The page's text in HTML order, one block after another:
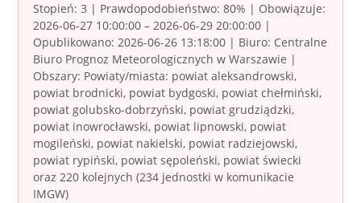
Stopień: 3 | Prawdopodobieństwo: 80% | Obowiązuje:
2026-06-27 10:00:00 – 2026-06-29 20:00:00 |
Opublikowano: 2026-06-26 13:18:00 | Biuro: Centralne
Biuro Prognoz Meteorologicznych w Warszawie |
Obszary: Powiaty/miasta: powiat aleksandrowski,
powiat brodnicki, powiat bydgoski, powiat chełmiński,
powiat golubsko-dobrzyński, powiat grudziądzki,
powiat inowrocławski, powiat lipnowski, powiat
mogileński, powiat nakielski, powiat radziejowski,
powiat rypiński, powiat sępoleński, powiat świecki
oraz 220 kolejnych (234 jednostki w komunikacie
IMGW)